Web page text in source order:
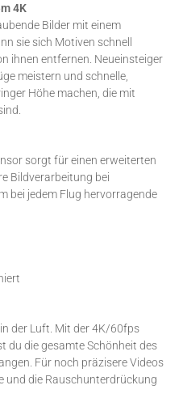
4K
Bilder mit einem
sie sich Motiven schnell
ihnen entfernen. Neueinsteiger
meistern und schnelle,
Höhe machen, die mit
sorgt für einen erweiterten
Bildverarbeitung bei
bei jedem Flug hervorragende
der Luft. Mit der 4K/60fps
du die gesamte Schönheit des
Für noch präzisere Videos
und die Rauschunterdrückung